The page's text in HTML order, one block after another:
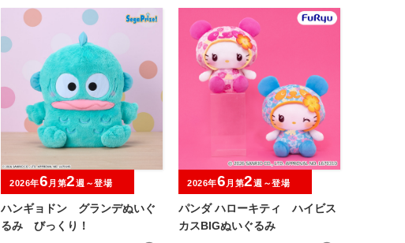
ハンギョドン グランデぬいぐ
るみ びっくり！
2026年6 月第2週～登場
パンダ ハローキティ ハイビス
カスBIGぬいぐるみ
2026年6 月第2週～登場